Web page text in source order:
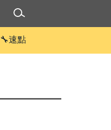
🔧速點